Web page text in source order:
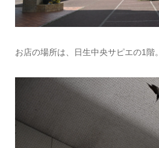
お店の場所は、日生中央サピエの1階。